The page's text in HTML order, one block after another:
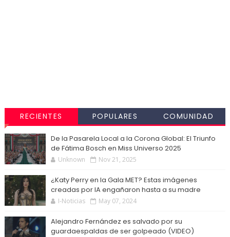
RECIENTES POPULARES COMUNIDAD
De la Pasarela Local a la Corona Global: El Triunfo
de Fátima Bosch en Miss Universo 2025
Unknown Nov 21, 2025
¿Katy Perry en la Gala MET? Estas imágenes
creadas por IA engañaron hasta a su madre
I-Noticias May 07, 2024
Alejandro Fernández es salvado por su
guardaespaldas de ser golpeado (VIDEO)